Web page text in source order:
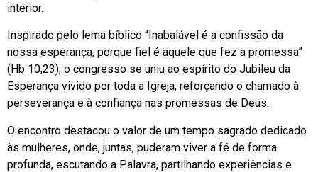
interior.
Inspirado pelo lema bíblico “Inabalável é a confissão da
nossa esperança, porque fiel é aquele que fez a promessa”
(Hb 10,23), o congresso se uniu ao espírito do Jubileu da
Esperança vivido por toda a Igreja, reforçando o chamado à
perseverança e à confiança nas promessas de Deus.
O encontro destacou o valor de um tempo sagrado dedicado
às mulheres, onde, juntas, puderam viver a fé de forma
profunda, escutando a Palavra, partilhando experiências e